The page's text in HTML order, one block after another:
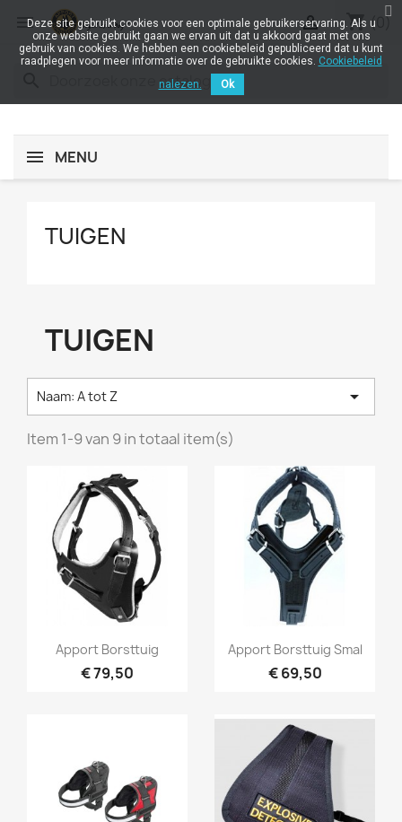
 shopping_cart (0)

MENU
TUIGEN
TUIGEN
Naam: A tot Z 
Item 1-9 van 9 in totaal item(s)
Snel bekijken
Apport Borsttuig
€ 79,50
Snel bekijken
Apport Borsttuig Smal
€ 69,50
Deze site gebruikt cookies voor een optimale gebruikerservaring. Als u
onze website gebruikt gaan we ervan uit dat u akkoord gaat met ons
gebruik van cookies. We hebben een cookiebeleid gepubliceerd dat u kunt
raadplegen voor meer informatie over de gebruikte cookies. Cookiebeleid
nalezen.
Ok